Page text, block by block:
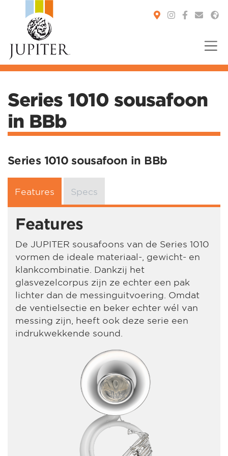
Series 1010 sousafoon
in BBb
Series 1010 sousafoon in BBb
Features Specs
Features
De JUPITER sousafoons van de Series 1010
vormen de ideale materiaal-, gewicht- en
klankcombinatie. Dankzij het
glasvezelcorpus zijn ze echter een pak
lichter dan de messinguitvoering. Omdat
de ventielsectie en beker echter wél van
messing zijn, heeft ook deze serie een
indrukwekkende sound.